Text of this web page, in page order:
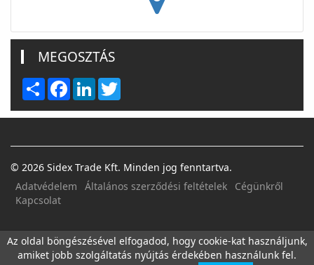
MEGOSZTÁS
Share FacebookLinkedIn
© 2026 Sidex Trade Kft. Minden jog fenntartva.
Adatvédelem
Általános szerződési feltételek
Cégünkről
Kapcsolat
FACEBOOK E-MAIL
Az oldal böngészésével elfogadod, hogy cookie-kat használjunk,
amiket jobb szolgáltatás nyújtás érdekében használunk fel.